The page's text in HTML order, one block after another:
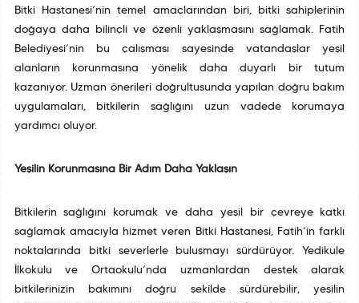
Bitki Hastanesi’nin temel amaçlarından biri, bitki sahiplerinin
doğaya daha bilinçli ve özenli yaklaşmasını sağlamak. Fatih
Belediyesi’nin bu çalışması sayesinde vatandaşlar yeşil
alanların korunmasına yönelik daha duyarlı bir tutum
kazanıyor. Uzman önerileri doğrultusunda yapılan doğru bakım
uygulamaları, bitkilerin sağlığını uzun vadede korumaya
yardımcı oluyor.
Yeşilin Korunmasına Bir Adım Daha Yaklaşın
Bitkilerin sağlığını korumak ve daha yeşil bir çevreye katkı
sağlamak amacıyla hizmet veren Bitki Hastanesi, Fatih’in farklı
noktalarında bitki severlerle buluşmayı sürdürüyor. Yedikule
İlkokulu ve Ortaokulu’nda uzmanlardan destek alarak
bitkilerinizin bakımını doğru şekilde sürdürebilir, yeşilin